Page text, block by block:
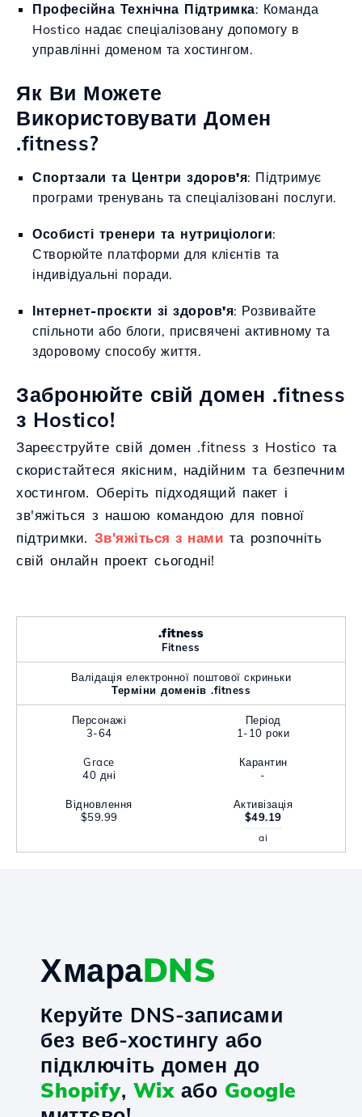
Професійна Технічна Підтримка: Команда
Hostico надає спеціалізовану допомогу в
управлінні доменом та хостингом.
Як Ви Можете
Використовувати Домен
.fitness?
Спортзали та Центри здоров'я: Підтримує
програми тренувань та спеціалізовані послуги.
Особисті тренери та нутриціологи:
Створюйте платформи для клієнтів та
індивідуальні поради.
Інтернет-проєкти зі здоров'я: Розвивайте
спільноти або блоги, присвячені активному та
здоровому способу життя.
Забронюйте свій домен .fitness
з Hostico!
Зареєструйте свій домен .fitness з Hostico та
скористайтеся якісним, надійним та безпечним
хостингом. Оберіть підходящий пакет і
зв'яжіться з нашою командою для повної
підтримки. Зв'яжіться з нами та розпочніть
свій онлайн проект сьогодні!
.fitness
Fitness
Валідація електронної поштової скриньки
Терміни доменів .fitness
Персонажі
3-64
Період
1-10 роки
Grace
40 дні
Карантин
-
Відновлення
$59.99
Активізація
$49.19
ai
ХмараDNS
Керуйте DNS-записами
без веб-хостингу або
підключіть домен до
Shopify, Wixабо Google